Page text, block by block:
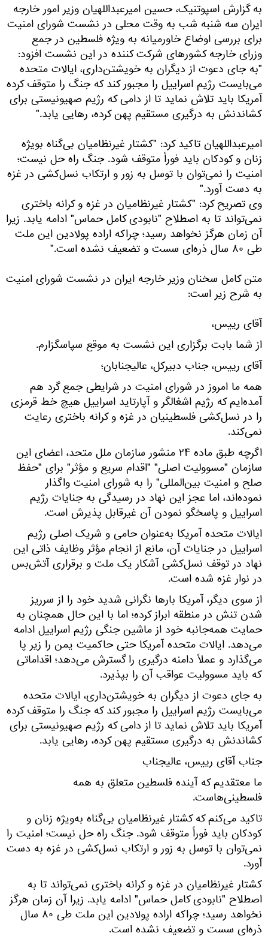
به گزارش اسپوتنیک، حسین امیرعبداللهیان وزیر امور خارجه
ایران سه شنبه شب به وقت محلی در نشست شورای امنیت
برای بررسی اوضاع خاورمیانه به ویژه فلسطین در جمع
وزرای خارجه کشورهای شرکت کننده در این نشست افزود:
"به جای دعوت از دیگران به خویشتن‌داری، ایالات متحده
می‌بایست رژیم اسراییل را مجبور کند که جنگ را متوقف کرده
آمریکا باید تلاش نماید تا از دامی که رژیم صهیونیستی برای
کشاندنش به درگیری مستقیم پهن کرده، رهایی یابد."
امیرعبداللهیان تاکید کرد: "کشتار غیرنظامیان بی‌گناه بویژه
زنان و کودکان باید فوراً متوقف شود. جنگ راه حل نیست؛
امنیت را نمی‌توان با توسل به زور و ارتکاب نسل‌کشی در غزه
به دست آورد."
وی تصریح کرد: "کشتار غیرنظامیان در غزه و کرانه باختری
نمی‌تواند تا به اصطلاح "نابودی کامل حماس" ادامه یابد. زیرا
آن زمان هرگز نخواهد رسید؛ چراکه اراده پولادین این ملت
طی ۸۰ سال ذره‌ای سست و تضعیف نشده است."
متن کامل سخنان وزیر خارجه ایران در نشست شورای امنیت
به شرح زیر است:
آقای رییس،
از شما بابت برگزاری این نشست به موقع سپاسگزارم.
آقای رییس، جناب دبیرکل، عالیجنابان؛
همه ما امروز در شورای امنیت در شرایطی جمع گرد هم
آمده‌ایم که رژیم اشغالگر و آپارتاید اسراییل هیچ خط قرمزی
را در نسل‌کشی فلسطینیان در غزه و کرانه باختری رعایت
نمی‌کند.
اگرچه طبق ماده ۲۴ منشور سازمان ملل متحد، اعضای این
سازمان "مسوولیت اصلی" "اقدام سریع و مؤثر" برای "حفظ
صلح و امنیت بین‌المللی" را به شورای امنیت واگذار
نموده‌اند، اما عجز این نهاد در رسیدگی به جنایات رژیم
اسراییل و پاسخگو نمودن آن غیرقابل پذیرش است.
ایالات متحده آمریکا به‌عنوان حامی و شریک اصلی رژیم
اسراییل در جنایات آن، مانع از انجام مؤثر وظایف ذاتی این
نهاد در توقف نسل‌کشی آشکار یک ملت و برقراری آتش‌بس
در نوار غزه شده است.
از سوی دیگر، آمریکا بارها نگرانی شدید خود را از سرریز
شدن تنش در منطقه ابراز کرده؛ اما با این حال همچنان به
حمایت همه‌جانبه خود از ماشین جنگی رژیم اسراییل ادامه
می‌دهد. ایالات متحده آمریکا حتی حاکمیت یمن را زیر پا
می‌گذارد و عملاً دامنه درگیری را گسترش می‌دهد؛ اقداماتی
که باید مسوولیت عواقب آن را بپذیرد.
به جای دعوت از دیگران به خویشتن‌داری، ایالات متحده
می‌بایست رژیم اسراییل را مجبور کند که جنگ را متوقف کرده
آمریکا باید تلاش نماید تا از دامی که رژیم صهیونیستی برای
کشاندنش به درگیری مستقیم پهن کرده، رهایی یابد.
جناب آقای رییس، عالیجناب
ما معتقدیم که آینده فلسطین متعلق به همه
فلسطینی‌هاست.
تاکید می‌کنم که کشتار غیرنظامیان بی‌گناه به‌ویژه زنان و
کودکان باید فوراً متوقف شود. جنگ راه حل نیست؛ امنیت را
نمی‌توان با توسل به زور و ارتکاب نسل‌کشی در غزه به دست
آورد.
کشتار غیرنظامیان در غزه و کرانه باختری نمی‌تواند تا به
اصطلاح "نابودی کامل حماس" ادامه یابد. زیرا آن زمان هرگز
نخواهد رسید؛ چراکه اراده پولادین این ملت طی ۸۰ سال
ذره‌ای سست و تضعیف نشده است.